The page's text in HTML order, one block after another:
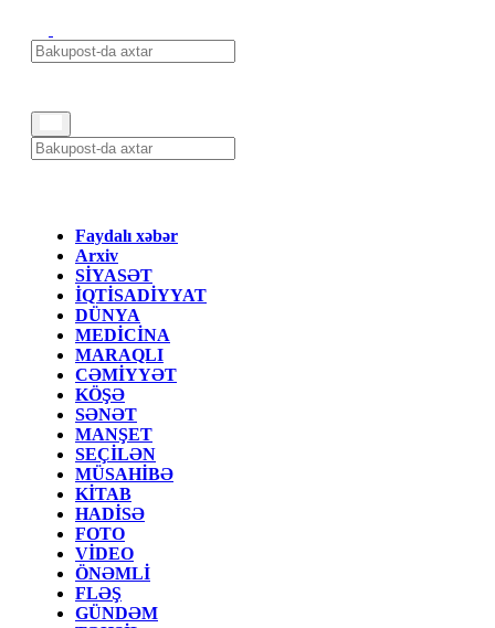
Faydalı xəbər
Arxiv
SİYASƏT
İQTİSADİYYAT
DÜNYA
MEDİCİNA
MARAQLI
CƏMİYYƏT
KÖŞƏ
SƏNƏT
MANŞET
SEÇİLƏN
MÜSAHİBƏ
KİTAB
HADİSƏ
FOTO
VİDEO
ÖNƏMLİ
FLƏŞ
GÜNDƏM